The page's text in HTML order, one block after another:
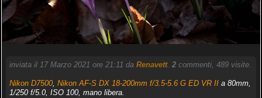
inviata il 17 Marzo 2021 ore 21:11 da Renavett. 2commenti, 489 visite.
Nikon D7500, Nikon AF-S DX 18-200mm f/3.5-5.6 G ED VR IIa 80mm,
1/250 f/5.0, ISO 100, mano libera.